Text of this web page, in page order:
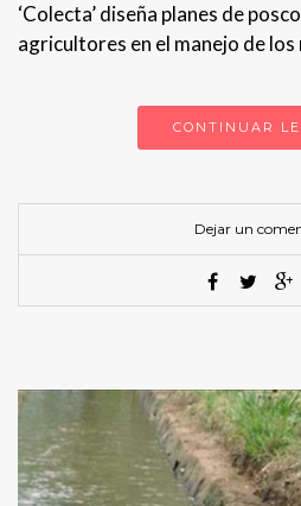
‘Colecta’ diseña planes de
agricultores en el manejo de los
CONTINUAR
Dejar un